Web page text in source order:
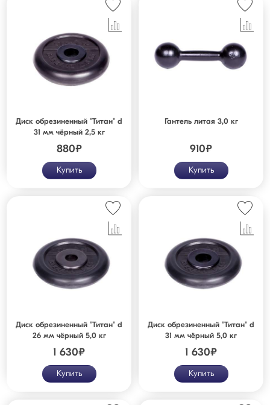
Диск обрезиненный "Титан" d
31 мм чёрный 2,5 кг
880₽
Купить
Гантель литая 3,0 кг
910₽
Купить
Диск обрезиненный "Титан" d
26 мм чёрный 5,0 кг
1 630₽
Купить
Диск обрезиненный "Титан" d
31 мм чёрный 5,0 кг
1 630₽
Купить